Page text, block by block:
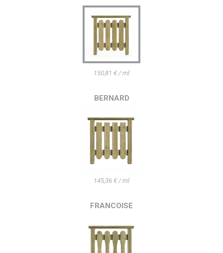
150,81 € / ml
BERNARD
145,36 € / ml
FRANCOISE